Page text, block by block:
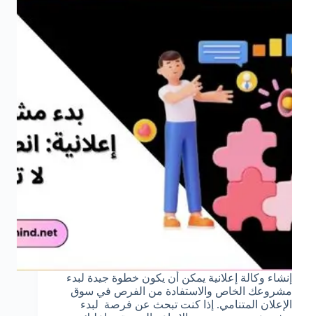
إنشاء وكالة إعلانية يمكن أن يكون خطوة جيدة لبدء
مشروعك الخاص والاستفادة من الفرص في سوق
الإعلان المتنامي. إذا كنت تبحث عن فرصة لبدء